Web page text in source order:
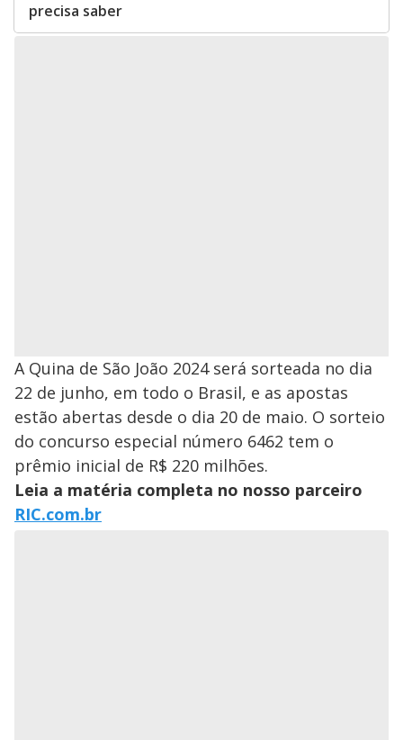
precisa saber
A Quina de São João 2024 será sorteada no dia
22 de junho, em todo o Brasil, e as apostas
estão abertas desde o dia 20 de maio. O sorteio
do concurso especial número 6462 tem o
prêmio inicial de R$ 220 milhões.
Leia a matéria completa no nosso parceiro
RIC.com.br